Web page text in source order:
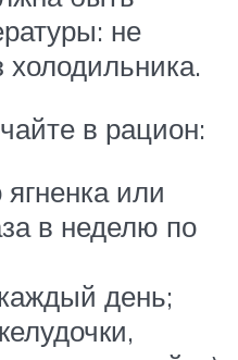
не
холодильника.
в рацион:
или
в неделю по
день;